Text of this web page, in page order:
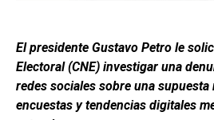
El presidente Gustavo Petro le
Electoral (CNE) investigar una
redes sociales sobre una
encuestas y tendencias digitales